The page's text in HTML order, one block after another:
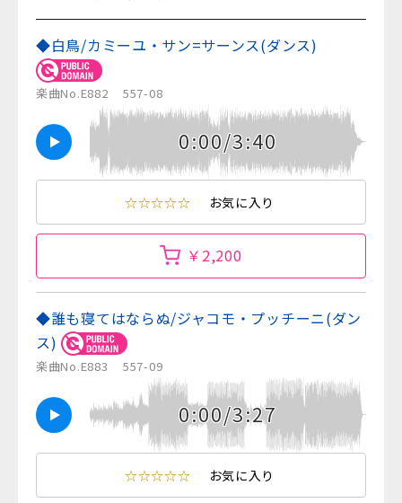
◆白鳥/カミーユ・サン=サーンス(ダンス)
楽曲No.E882 557-08
0:00/3:40
☆☆☆☆☆ お気に入り
￥2,200
◆誰も寝てはならぬ/ジャコモ・プッチーニ(ダン
ス)
楽曲No.E883 557-09
0:00/3:27
☆☆☆☆☆ お気に入り